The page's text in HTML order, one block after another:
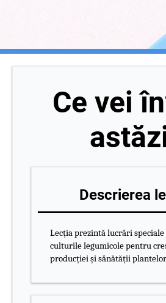
Ce vei
Descrierea
Lecția prezintă lucrări
culturile legumicole pentru
producției și sănătății